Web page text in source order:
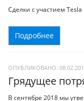
Сделки с участием
Подробнее
ОПУБЛИКОВАНО:
Грядущее
В сентябре 2018 мы